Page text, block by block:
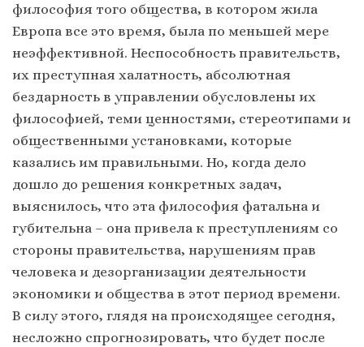
философия того общества, в котором жила
Европа все это время, была по меньшей мере
неэффективной. Неспособность правительств,
их преступная халатность, абсолютная
бездарность в управлении обусловлены их
философией, теми ценностями, стереотипами и
общественными установками, которые
казались им правильными. Но, когда дело
дошло до решения конкретных задач,
выяснилось, что эта философия фатальна и
губительна – она привела к преступлениям со
стороны правительства, нарушениям прав
человека и дезорганизации деятельности
экономики и общества в этот период времени.
В силу этого, глядя на происходящее сегодня,
несложно спрогнозировать, что будет после